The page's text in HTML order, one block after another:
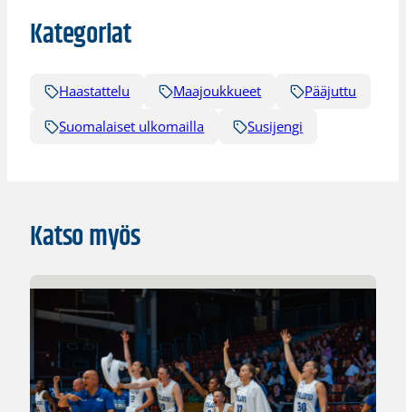
Kategoriat
Haastattelu Maajoukkueet
Pääjuttu
Suomalaiset ulkomailla
Susijengi
Katso myös